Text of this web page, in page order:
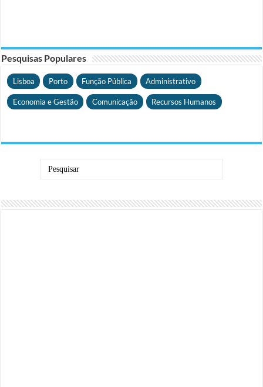
Pesquisas Populares
Lisboa Porto Função Pública Administrativo
Economia e Gestão Comunicação Recursos Humanos